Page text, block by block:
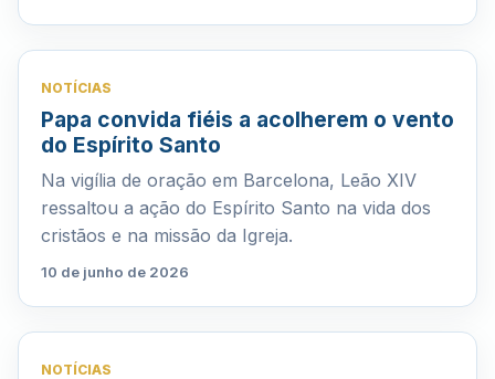
NOTÍCIAS
Papa convida fiéis a acolherem o vento
do Espírito Santo
Na vigília de oração em Barcelona, Leão XIV
ressaltou a ação do Espírito Santo na vida dos
cristãos e na missão da Igreja.
10 de junho de 2026
NOTÍCIAS